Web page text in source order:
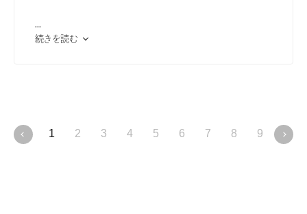
...
続きを読む
1 2 3 4 5 6 7 8 9 10